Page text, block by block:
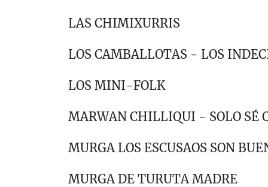
LAS CHIMIXURRIS
LOS CAMBALLOTAS - LOS
LOS MINI-FOLK
MARWAN CHILLIQUI - SOLO SÉ
MURGA LOS ESCUSAOS SON
MURGA DE TURUTA MADRE